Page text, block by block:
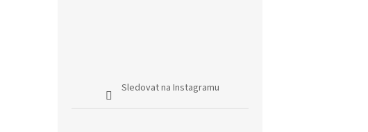
Sledovat na Instagramu